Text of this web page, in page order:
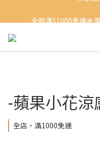
全館滿$1000免運未
-蘋果小花涼
全店，滿1000免運